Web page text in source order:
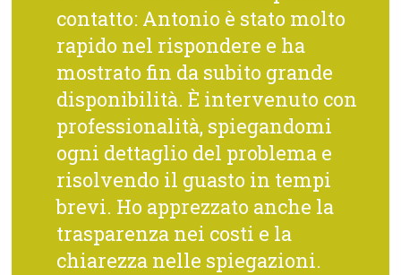
contatto: Antonio è stato molto
rapido nel rispondere e ha
mostrato fin da subito grande
disponibilità. È intervenuto con
professionalità, spiegandomi
ogni dettaglio del problema e
risolvendo il guasto in tempi
brevi. Ho apprezzato anche la
trasparenza nei costi e la
chiarezza nelle spiegazioni.